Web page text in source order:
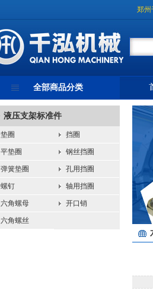
郑州
全部商品分类
液压支架标准件
垫圈 挡圈
平垫圈 钢丝挡圈
弹簧垫圈 孔用挡圈
螺钉 轴用挡圈
六角螺母 开口销
六角螺丝